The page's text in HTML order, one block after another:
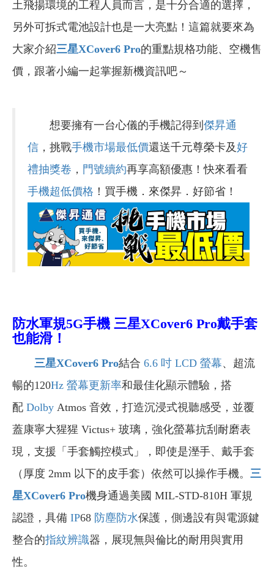
土飛揚環境的工程人員而言，是十分合適的選擇，
另外可拆式電池設計也是一大亮點！這篇就要來為
大家介紹三星XCover6 Pro的重點規格功能、空機售
價，跟著小編一起掌握新機資訊吧～
想要擁有一台心儀的手機記得到 傑昇通
信 ，挑戰手機市場最低價還送千元尊榮卡及好
禮抽獎卷 ， 門號續約再享高額優惠！快來看看
手機超低價格 ！買手機．來傑昇．好節省！
防水軍規5G手機 三星XCover6 Pro戴手套
也能滑！
三星XCover6 Pro結合 6.6 吋 LCD 螢幕、超流
暢的120Hz 螢幕更新率和最佳化顯示體驗，搭
配 Dolby Atmos 音效，打造沉浸式視聽感受，並覆
蓋康寧大猩猩 Victus+ 玻璃，強化螢幕抗刮耐磨表
現，支援「手套觸控模式」，即使是溼手、戴手套
（厚度 2mm 以下的皮手套）依然可以操作手機。 三
星XCover6 Pro機身通過美國 MIL-STD-810H 軍規
認證，具備 IP68 防塵防水保護，側邊設有與電源鍵
整合的指紋辨識器，展現無與倫比的耐用與實用
性。